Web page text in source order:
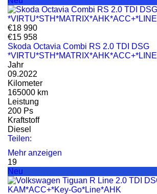
€18 990
€15 958
Skoda Octavia Combi RS 2.0 TDI DSG
*VIRTU*STH*MATRIX*AHK*ACC+*LINE
Jahr
09.2022
Kilometer
165000 km
Leistung
200 Ps
Kraftstoff
Diesel
Teilen:
Mehr anzeigen
19
Neu